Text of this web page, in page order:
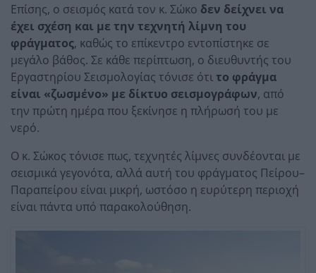
Επίσης, ο σεισμός κατά τον κ. Σώκο δεν δείχνει να
έχει σχέση και με την τεχνητή λίμνη του
φράγματος, καθώς το επίκεντρο εντοπίστηκε σε
μεγάλο βάθος. Σε κάθε περίπτωση, ο διευθυντής του
Εργαστηρίου Σεισμολογίας τόνισε ότιτο φράγμα
είναι «ζωσμένο» με δίκτυο σεισμογράφων, από
την πρώτη ημέρα που ξεκίνησε η πλήρωσή του με
νερό.
Ο κ. Σώκος τόνισε πως, τεχνητές λίμνες συνδέονται με
σεισμικά γεγονότα, αλλά αυτή του φράγματος Πείρου–
Παραπείρου είναι μικρή, ωστόσο η ευρύτερη περιοχή
είναι πάντα υπό παρακολούθηση.